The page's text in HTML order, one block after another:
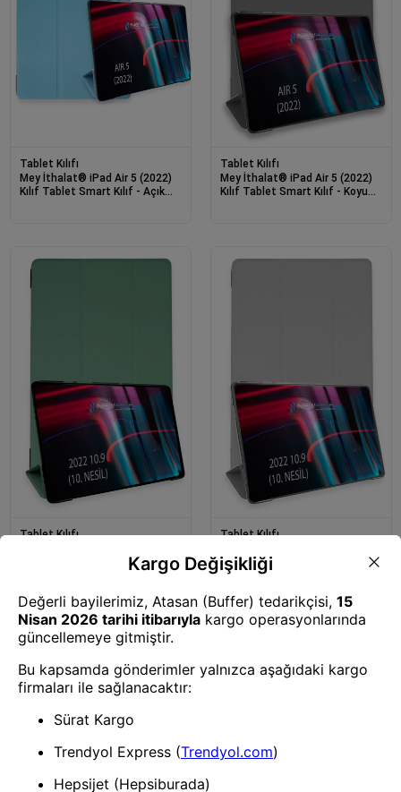
Tablet Kılıfı
Mey İthalat® iPad Air 5 (2022)
Kılıf Tablet Smart Kılıf - Açık
Tablet Kılıfı
Mey İthalat® iPad Air 5 (2022)
Kılıf Tablet Smart Kılıf - Koyu
Tablet Kılıfı
(10.nesil) Kılıf Tablet Smart
Tablet Kılıfı
(10.nesil) Kılıf Tablet Smart
Kılıf - Gri